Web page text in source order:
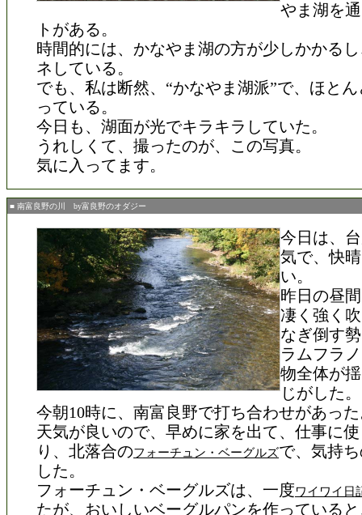
やま湖を
トがある。
時間的には、かなやま湖の方が少しかかる
ネしている。
でも、私は断然、“かなやま湖派”で、ほと
っている。
今日も、湖面が光でキラキラしていた。
うれしくて、撮ったのが、この写真。
気に入ってます。
■ 南富良野の川 by富良野のオダジー
今日は、
気で、快
い。
昨日の昼
凄く強く
なぎ倒す
ラムフラ
物全体が
じがした。
今朝10時に、南富良野で打ち合わせがあっ
天気が良いので、早めに家を出て、仕事に
り、北落合のフォーチュン・ベーグルズで、気持
した。
フォーチュン・ベーグルズは、一度ワイワイ日
たが、おいしいベーグルパンを作っている